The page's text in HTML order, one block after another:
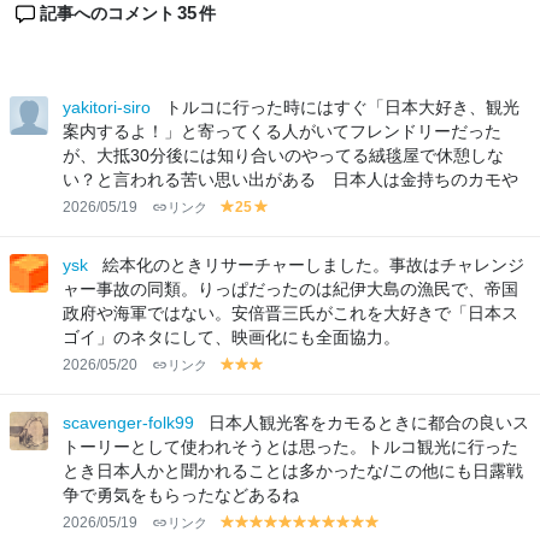
記事へのコメント 35件
yakitori-siro
トルコに行った時にはすぐ「日本大好き、観光
案内するよ！」と寄ってくる人がいてフレンドリーだった
が、大抵30分後には知り合いのやってる絨毯屋で休憩しな
い？と言われる苦い思い出がある 日本人は金持ちのカモや
2026/05/19 リンク
y
lo
25
lo
w
ysk
絵本化のときリサーチャーしました。事故はチャレンジ
ャー事故の同類。りっぱだったのは紀伊大島の漁民で、帝国
政府や海軍ではない。安倍晋三氏がこれを大好きで「日本ス
ゴイ」のネタにして、映画化にも全面協力。
2026/05/20 リンク
y
lo
w
y
lo
w
lo
w
scavenger-folk99
日本人観光客をカモるときに都合の良いス
トーリーとして使われそうとは思った。トルコ観光に行った
とき日本人かと聞かれることは多かったな/この他にも日露戦
争で勇気をもらったなどあるね
2026/05/19 リンク
y y y y y y y y y y